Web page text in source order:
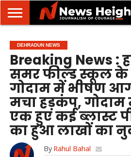
मसूरी
उत्तराखंड
उत्तरप्रदेश
राष्ट्रीय
अंतरराष्ट्रीय
क्राइम/
दुर्घटना
खेल/
मनोरंजन
ज्योतिष
शिक्षा
स्वास्थ्य
DEHRADUN NEWS
Breaking News :
समर फील्ड स्कूल के
गोदाम में भीषण
मचा हड़कंप,
एक हुए कई ब्लास्ट
का हुआ लाखों का
By Rahul Bahal